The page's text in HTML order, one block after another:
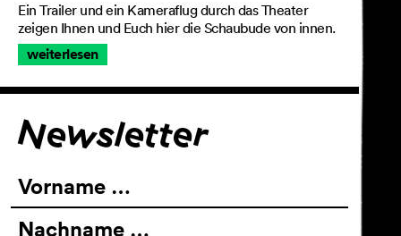
Ein Trailer und ein Kameraflug durch das Theater
zeigen Ihnen und Euch hier die Schaubude von innen.
weiterlesen
Für den
Newsletter
Vorname …
Nachname …